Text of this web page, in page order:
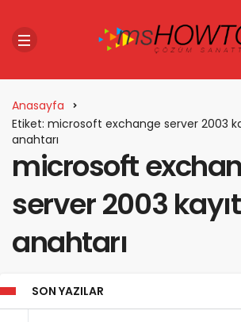
Anasayfa
Etiket: microsoft exchange server 2003
anahtarı
microsoft
server 2003
anahtarı
SON YAZILAR